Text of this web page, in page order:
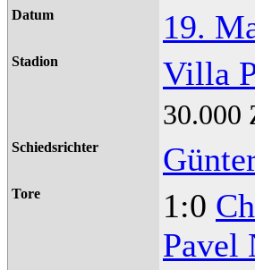
Datum 19.
Stadion Villa
30.000
Schiedsrichter
Tore 1:0
Pavel